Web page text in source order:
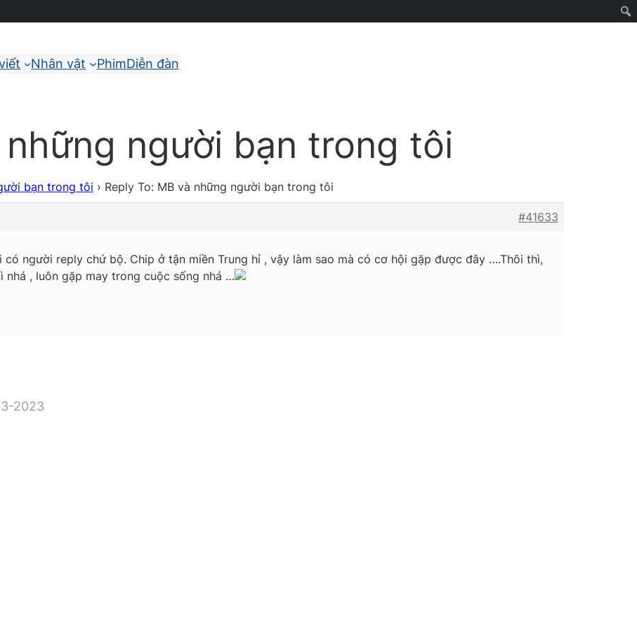
Nhân vật PhimDiễn đàn
những người bạn trong tôi
bạn trong tôi › Reply To: MB và những người bạn trong tôi
#41633
có người reply chứ bộ. Chip ở tận miền Trung hỉ , vậy làm sao mà có cơ hội gặp được đây ….Thôi thì,
nhá , luôn gặp may trong cuộc sống nhá …
2023